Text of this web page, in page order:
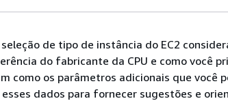
de tipo de instância do EC2
do fabricante da CPU e como você
como os parâmetros adicionais que você
dados para fornecer sugestões e